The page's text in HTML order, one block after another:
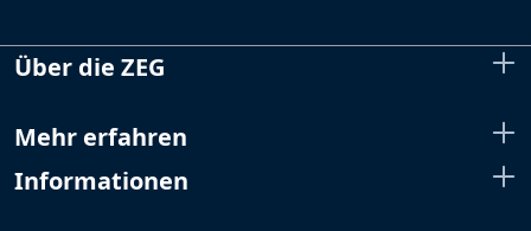
Über die ZEG
Mehr erfahren
Informationen